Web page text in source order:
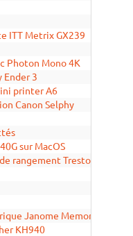
ITT Metrix GX239
Photon Mono 4K
Ender 3
printer A6
Canon Selphy
sur MacOS
rangement Treston
Janome Memory Craft
KH940